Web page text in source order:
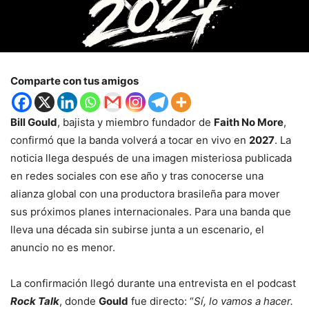
Comparte con tus amigos
Bill Gould, bajista y miembro fundador de Faith No More,
confirmó que la banda volverá a tocar en vivo en 2027. La
noticia llega después de una imagen misteriosa publicada
en redes sociales con ese año y tras conocerse una
alianza global con una productora brasileña para mover
sus próximos planes internacionales. Para una banda que
lleva una década sin subirse junta a un escenario, el
anuncio no es menor.
La confirmación llegó durante una entrevista en el podcast
Rock Talk, donde Gould fue directo: “Sí, lo vamos a hacer.